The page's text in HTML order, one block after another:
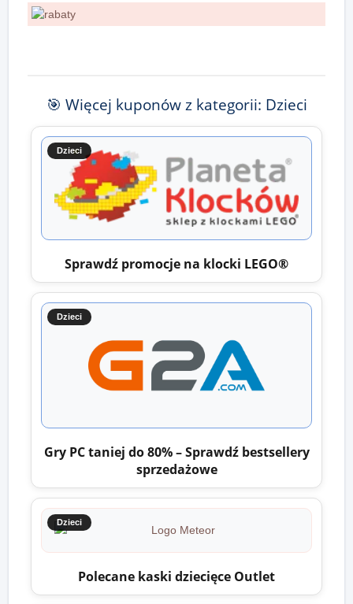
🎯 Więcej kuponów z kategorii: Dzieci
Dzieci
Sprawdź promocje na klocki LEGO®
Dzieci
Gry PC taniej do 80% – Sprawdź bestsellery
sprzedażowe
Dzieci
Polecane kaski dziecięce Outlet